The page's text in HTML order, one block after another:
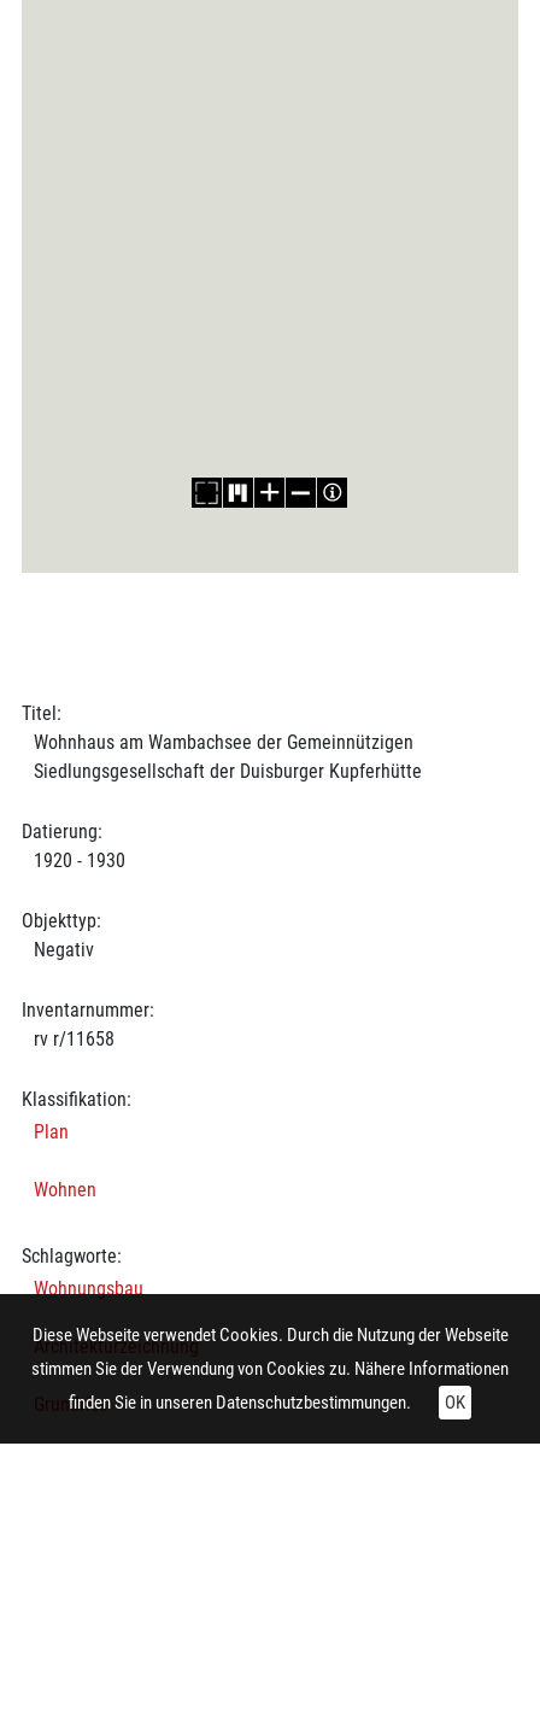
Titel:
Wohnhaus am Wambachsee der Gemeinnützigen
Siedlungsgesellschaft der Duisburger Kupferhütte
Datierung:
1920 - 1930
Objekttyp:
Negativ
Inventarnummer:
rv r/11658
Klassifikation:
Plan
Wohnen
Schlagworte:
Wohnungsbau
Architekturzeichnung
Grundriss
Diese Webseite verwendet Cookies. Durch die Nutzung der Webseite
stimmen Sie der Verwendung von Cookies zu. Nähere Informationen
finden Sie in unseren Datenschutzbestimmungen. OK